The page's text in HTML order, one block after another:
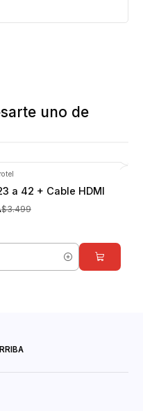
uno de
a 42 + Cable HDMI
$3.499